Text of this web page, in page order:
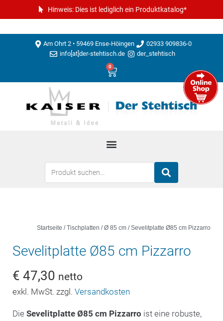
Hinweis: Dies ist lediglich ein Produktkatalog*
Am Ohrt 2 • 59469 Ense-Höingen
02933 909836-0
info[at]der-stehtisch.de
der_stehtisch
0
Startseite /Tischplatten /Ø 85 cm / Sevelitplatte Ø85 cm Pizzarro
Sevelitplatte Ø85 cm Pizzarro
€ 47,30 netto
exkl. MwSt. zzgl. Versandkosten
Die Sevelitplatte Ø85 cm Pizzarro ist eine robuste,